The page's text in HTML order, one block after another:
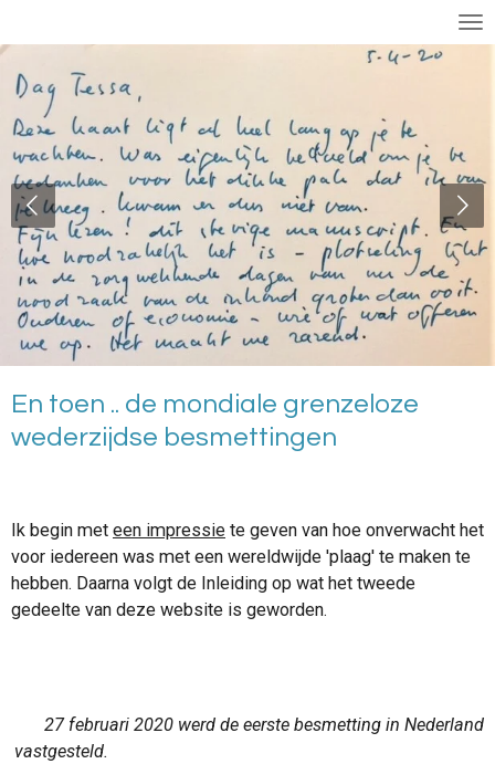
direct
naar
de
hoofdinhoud
En toen .. de mondiale grenzeloze
wederzijdse besmettingen
Ik begin met een impressie te geven van hoe onverwacht het
voor iedereen was met een wereldwijde 'plaag' te maken te
hebben. Daarna volgt de Inleiding op wat het tweede
gedeelte van deze website is geworden.
27 februari 2020 werd de eerste besmetting in Nederland
vastgesteld.